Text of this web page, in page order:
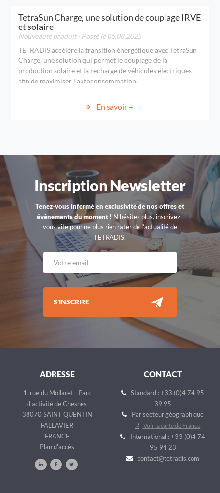
TetraSun Charge, une solution de couplage IRVE
et solaire
Nouveauté produit- Posté le 05.08.2025
TETRADIS accélère la transition énergétique avec TetraSun
Charge, une solution qui permet le couplage de la
production solaire et la recharge de véhicules électriques
afin de maximiser l’autoconsommation.
En savoir +
Inscription Newsletter
Tenez-vous informé en exclusivité de nos offres et
évènements du moment ! N’hésitez plus, inscrivez-
vous vite pour ne plus rien rater de l’actualité de
TETRADIS.
S'INSCRIRE
ADRESSE
1, rue du Mollaret - Parc
d'activité de Chesnes
38070 SAINT QUENTIN
FALLAVIER
FRANCE
Plan d'accès
CONTACT
Standard : +33 (0)4 74 95
39 95
Par secteur géographique
Voir la carte de France
International : +33 (0)4 74
95 94 23
contact@tetradis.com